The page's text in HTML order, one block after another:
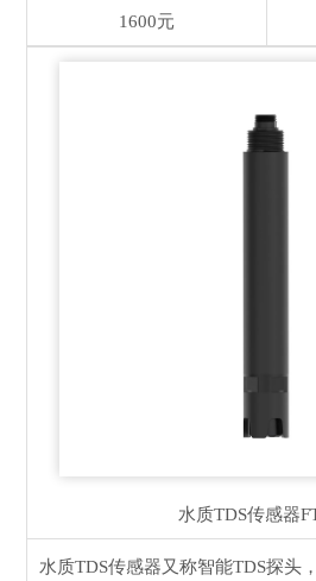
1600元
水质TDS传感器
水质TDS传感器又称智能TDS探头